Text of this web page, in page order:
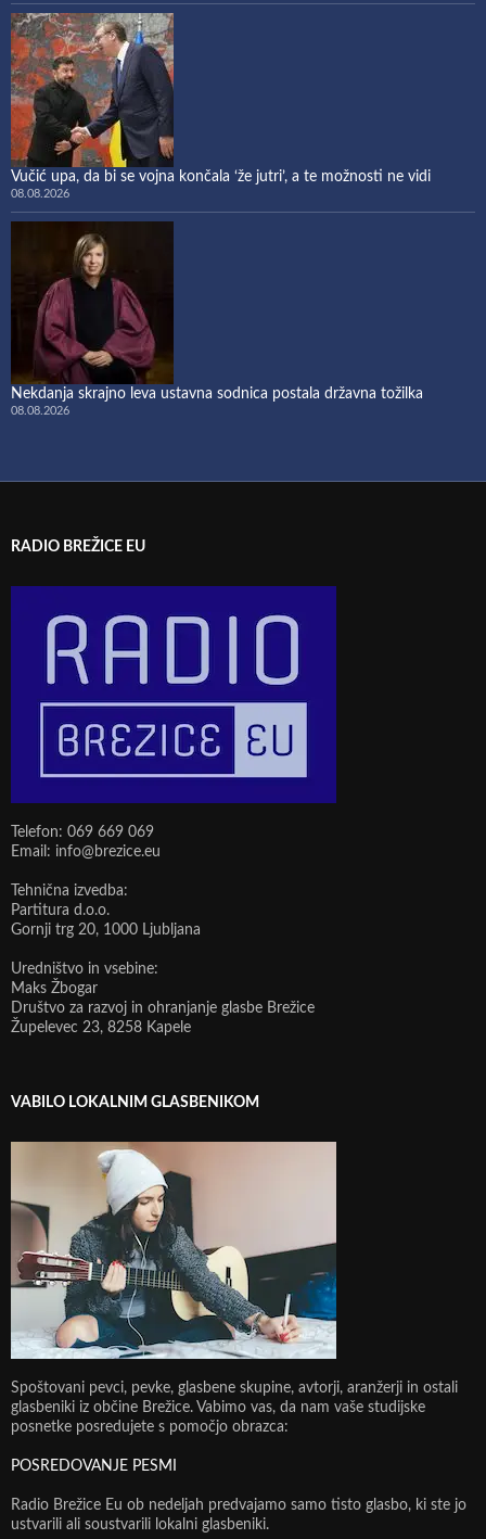
Vučić upa, da bi se vojna končala ‘že jutri’, a te možnosti ne vidi
08.08.2026
Nekdanja skrajno leva ustavna sodnica postala državna tožilka
08.08.2026
RADIO BREŽICE EU
Telefon: 069 669 069
Email: info@brezice.eu
Tehnična izvedba:
Partitura d.o.o.
Gornji trg 20, 1000 Ljubljana
Uredništvo in vsebine:
Maks Žbogar
Društvo za razvoj in ohranjanje glasbe Brežice
Župelevec 23, 8258 Kapele
VABILO LOKALNIM GLASBENIKOM
Spoštovani pevci, pevke, glasbene skupine, avtorji, aranžerji in ostali
glasbeniki iz občine Brežice. Vabimo vas, da nam vaše studijske
posnetke posredujete s pomočjo obrazca:
POSREDOVANJE PESMI
Radio Brežice Eu ob nedeljah predvajamo samo tisto glasbo, ki ste jo
ustvarili ali soustvarili lokalni glasbeniki.